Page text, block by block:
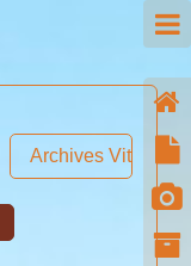
Archives Vitiyou